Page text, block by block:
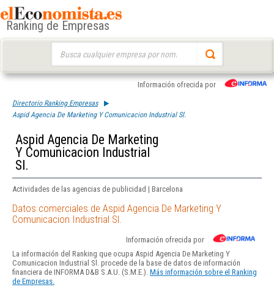
Ranking de Empresas
Información ofrecida por
Directorio Ranking Empresas
Aspid Agencia De Marketing Y Comunicacion Industrial Sl.
Aspid Agencia De Marketing
Y Comunicacion Industrial
Sl.
Actividades de las agencias de publicidad | Barcelona
Datos comerciales de Aspid Agencia De Marketing Y
Comunicacion Industrial Sl.
Información ofrecida por
La información del Ranking que ocupa Aspid Agencia De Marketing Y
Comunicacion Industrial Sl. procede de la base de datos de información
financiera de INFORMA D&B S.A.U. (S.M.E.). Más información sobre el Ranking
de Empresas.